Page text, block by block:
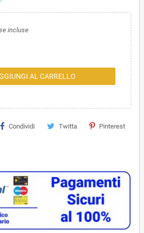
incluse
AL CARRELLO
Condividi Twitta Pinterest